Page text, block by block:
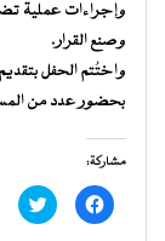
وإجراءات عملية
وصنع القرار.
واختُتم الحفل
بحضور عدد من
مشاركة:
انقر
للمشاركة